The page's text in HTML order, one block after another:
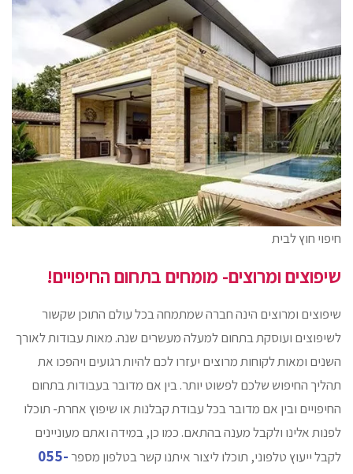
חיפוי חוץ לבית
שיפוצים ומרוצים- מומחים בתחום החיפויים!
שיפוצים ומרוצים הינה חברה שמתמחה בכל עולם התוכן שקשור
לשיפוצים ועוסקת בתחום למעלה מעשרים שנה. מאות עבודות לאורך
השנים ומאות לקוחות מרוצים יעזרו לכם להיות רגועים ויהפכו את
תהליך החיפוש שלכם לפשוט יותר. בין אם מדובר בעבודות בתחום
החיפויים ובין אם מדובר בכל עבודת קבלנות או שיפוץ אחרת- תוכלו
לפנות אלינו ולקבל מענה בהתאם. כמו כן, במידה ואתם מעוניינים
לקבל ייעוץ טלפוני, תוכלו ליצור איתנו קשר בטלפון מספר055-